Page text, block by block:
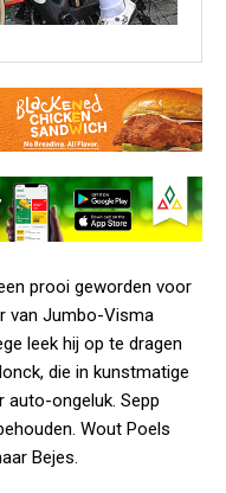
prooi geworden voor
van Jumbo-Visma
leek hij op te dragen
die in kunstmatige
auto-ongeluk. Sepp
Wout Poels
Bejes.